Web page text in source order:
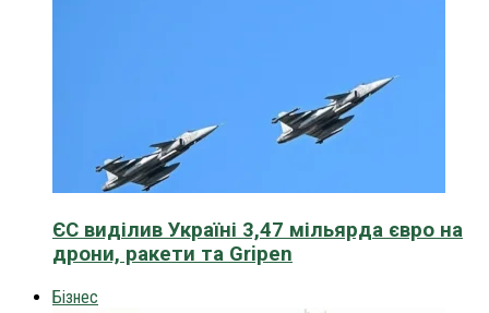
ЄС виділив Україні 3,47 мільярда євро на
дрони, ракети та Gripen
Бізнес